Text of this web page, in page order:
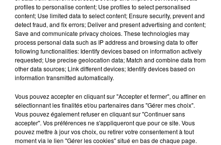
Depuis plusieurs jours, des habitants de Hoerdt ont vu de
l’eau brune s’écouler de leurs robinets. Face aux
nombreuses interrogations, la municipalité a pris...
profiles to personalise content; Use profiles to select personalised
content; Use limited data to select content; Ensure security, prevent and
detect fraud, and fix errors; Deliver and present advertising and content;
Save and communicate privacy choices. These technologies may
process personal data such as IP address and browsing data to offer
following functionalities: Identify devices based on information actively
requested; Use precise geolocation data; Match and combine data from
other data sources; Link different devices; Identify devices based on
information transmitted automatically.
Vous pouvez accepter en cliquant sur "Accepter et fermer", ou affiner en
sélectionnant les finalités et/ou partenaires dans "Gérer mes choix".
Vous pouvez également refuser en cliquant sur "Continuer sans
accepter". Vos préférences ne s'appliqueront que pour ce site. Vous
pouvez mettre à jour vos choix, ou retirer votre consentement à tout
moment via le lien "Gérer les cookies" situé en bas de chaque page.